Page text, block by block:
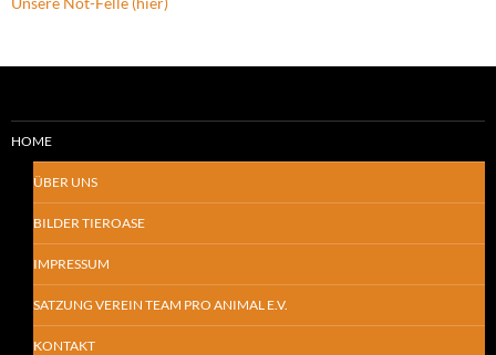
HOME
ÜBER UNS
BILDER TIEROASE
IMPRESSUM
SATZUNG VEREIN TEAM PRO ANIMAL E.V.
KONTAKT